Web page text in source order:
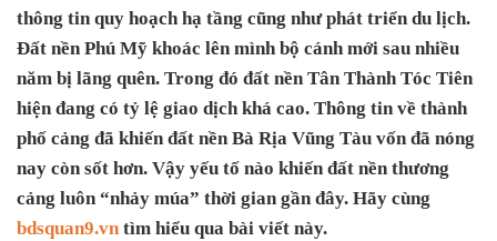
thông tin quy hoạch hạ tầng cũng như phát triển du lịch.
Đất nền Phú Mỹ khoác lên mình bộ cánh mới sau nhiều
năm bị lãng quên. Trong đó đất nền Tân Thành Tóc Tiên
hiện đang có tỷ lệ giao dịch khá cao. Thông tin về thành
phố cảng đã khiến đất nền Bà Rịa Vũng Tàu vốn đã nóng
nay còn sốt hơn. Vậy yếu tố nào khiến đất nền thương
cảng luôn “nhảy múa” thời gian gần đây. Hãy cùng
bdsquan9.vn tìm hiểu qua bài viết này.